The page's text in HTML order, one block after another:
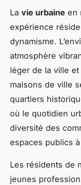
La vie urbaine en
expérience
dynamisme.
atmosphère
léger de la ville
maisons de ville
quartiers
où le quotidien
diversité des
espaces publics
Les résidents de
jeunes